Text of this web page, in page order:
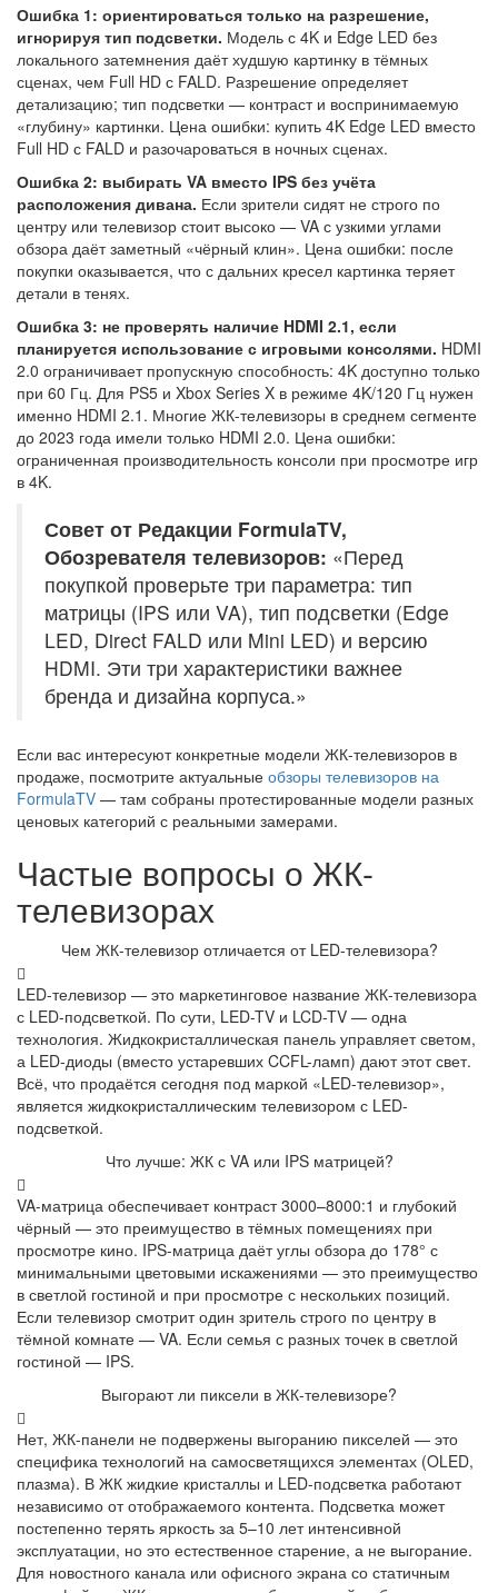
Ошибка 1: ориентироваться только на разрешение,
игнорируя тип подсветки. Модель с 4K и Edge LED без
локального затемнения даёт худшую картинку в тёмных
сценах, чем Full HD с FALD. Разрешение определяет
детализацию; тип подсветки — контраст и воспринимаемую
«глубину» картинки. Цена ошибки: купить 4K Edge LED вместо
Full HD с FALD и разочароваться в ночных сценах.
Ошибка 2: выбирать VA вместо IPS без учёта
расположения дивана. Если зрители сидят не строго по
центру или телевизор стоит высоко — VA с узкими углами
обзора даёт заметный «чёрный клин». Цена ошибки: после
покупки оказывается, что с дальних кресел картинка теряет
детали в тенях.
Ошибка 3: не проверять наличие HDMI 2.1, если
планируется использование с игровыми консолями. HDMI
2.0 ограничивает пропускную способность: 4K доступно только
при 60 Гц. Для PS5 и Xbox Series X в режиме 4K/120 Гц нужен
именно HDMI 2.1. Многие ЖК-телевизоры в среднем сегменте
до 2023 года имели только HDMI 2.0. Цена ошибки:
ограниченная производительность консоли при просмотре игр
в 4K.
Совет от Редакции FormulaTV,
Обозревателя телевизоров: «Перед
покупкой проверьте три параметра: тип
матрицы (IPS или VA), тип подсветки (Edge
LED, Direct FALD или Mini LED) и версию
HDMI. Эти три характеристики важнее
бренда и дизайна корпуса.»
Если вас интересуют конкретные модели ЖК-телевизоров в
продаже, посмотрите актуальные обзоры телевизоров на
FormulaTV — там собраны протестированные модели разных
ценовых категорий с реальными замерами.
Частые вопросы о ЖК-
телевизорах
Чем ЖК-телевизор отличается от LED-телевизора?
LED-телевизор — это маркетинговое название ЖК-телевизора
с LED-подсветкой. По сути, LED-TV и LCD-TV — одна
технология. Жидкокристаллическая панель управляет светом,
а LED-диоды (вместо устаревших CCFL-ламп) дают этот свет.
Всё, что продаётся сегодня под маркой «LED-телевизор»,
является жидкокристаллическим телевизором с LED-
подсветкой.
Что лучше: ЖК с VA или IPS матрицей?
VA-матрица обеспечивает контраст 3000–8000:1 и глубокий
чёрный — это преимущество в тёмных помещениях при
просмотре кино. IPS-матрица даёт углы обзора до 178° с
минимальными цветовыми искажениями — это преимущество
в светлой гостиной и при просмотре с нескольких позиций.
Если телевизор смотрит один зритель строго по центру в
тёмной комнате — VA. Если семья с разных точек в светлой
гостиной — IPS.
Выгорают ли пиксели в ЖК-телевизоре?
Нет, ЖК-панели не подвержены выгоранию пикселей — это
специфика технологий на самосветящихся элементах (OLED,
плазма). В ЖК жидкие кристаллы и LED-подсветка работают
независимо от отображаемого контента. Подсветка может
постепенно терять яркость за 5–10 лет интенсивной
эксплуатации, но это естественное старение, а не выгорание.
Для новостного канала или офисного экрана со статичным